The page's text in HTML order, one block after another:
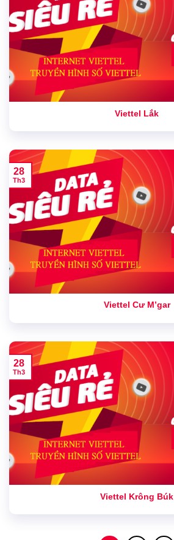
Viettel Lắk
Viettel Cư M’gar
28
Th3
Viettel Krông Búk
28
Th3